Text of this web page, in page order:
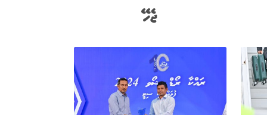
ޖެހޭ